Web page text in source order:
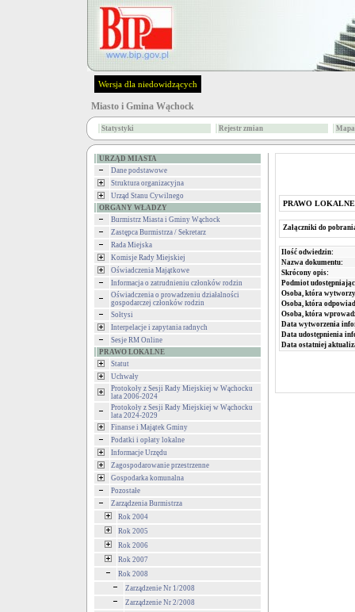
Wersja dla niedowidzących
Miasto i Gmina Wąchock
Statystyki Rejestr zmian
URZĄD MIASTA
Dane podstawowe
Struktura organizacyjna
Urząd Stanu Cywilnego
ORGANY WŁADZY
Burmistrz Miasta i Gminy Wąchock
Zastępca Burmistrza / Sekretarz
Rada Miejska
Komisje Rady Miejskiej
Oświadczenia Majątkowe
Informacja o zatrudnieniu członków rodzin
Oświadczenia o prowadzeniu działalności
gospodarczej członków rodzin
Sołtysi
Interpelacje i zapytania radnych
Sesje RM Online
PRAWO LOKALNE
Statut
Uchwały
Protokoły z Sesji Rady Miejskiej w Wąchocku
lata 2006-2024
Protokoły z Sesji Rady Miejskiej w Wąchocku
lata 2024-2029
Finanse i Majątek Gminy
Podatki i opłaty lokalne
Informacje Urzędu
Zagospodarowanie przestrzenne
Gospodarka komunalna
Pozostałe
Zarządzenia Burmistrza
Rok 2004
Rok 2005
Rok 2006
Rok 2007
Rok 2008
Zarządzenie Nr 1/2008
Zarządzenie Nr 2/2008
PRAWO LOKALNE
Załączniki do
Ilość odwiedzin:
Nazwa dokumentu:
Skrócony opis:
Podmiot
Osoba, która
Osoba, która
Osoba, która
Data wytworzenia
Data udostępnienia
Data ostatniej